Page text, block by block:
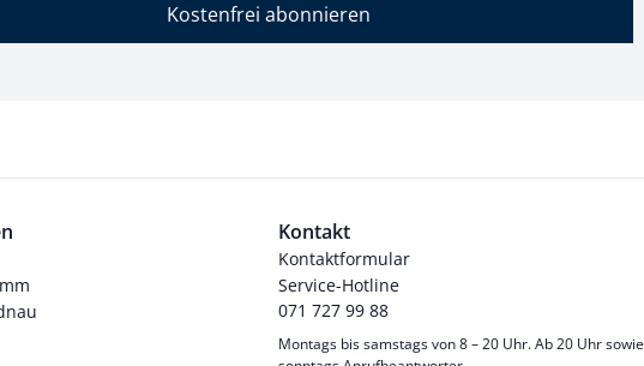
Kostenfrei abonnieren
Kontakt
Kontaktformular
Service-Hotline
071 727 99 88
Montags bis samstags von 8 – 20 Uhr. Ab 20 Uhr sowie